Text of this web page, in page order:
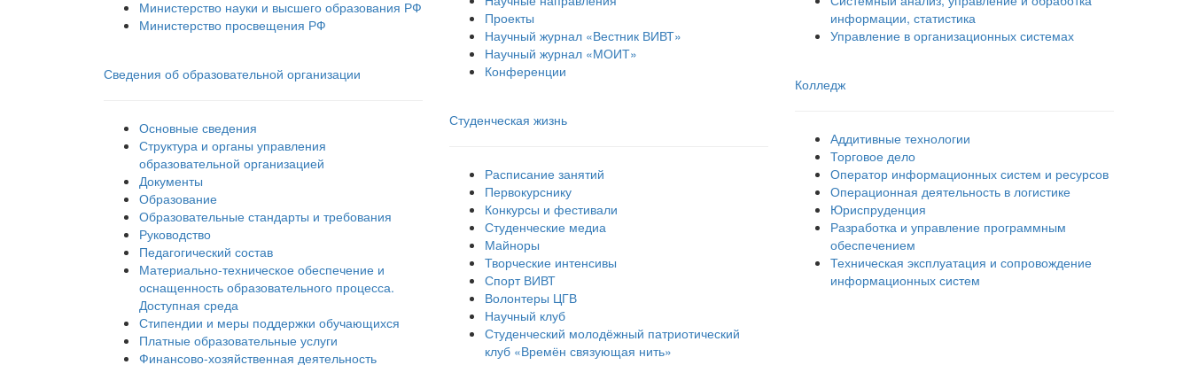
Министерство науки и высшего образования РФ
Министерство просвещения РФ
Сведения об образовательной организации
Основные сведения
Структура и органы управления
образовательной организацией
Документы
Образование
Образовательные стандарты и требования
Руководство
Педагогический состав
Материально-техническое обеспечение и
оснащенность образовательного процесса.
Доступная среда
Стипендии и меры поддержки обучающихся
Платные образовательные услуги
Финансово-хозяйственная деятельность
Проекты
Научный журнал «Вестник ВИВТ»
Научный журнал «МОИТ»
Конференции
Студенческая жизнь
Расписание занятий
Первокурснику
Конкурсы и фестивали
Студенческие медиа
Майноры
Творческие интенсивы
Спорт ВИВТ
Волонтеры ЦГВ
Научный клуб
Студенческий молодёжный патриотический
клуб «Времён связующая нить»
информации, статистика
Управление в организационных системах
Колледж
Аддитивные технологии
Торговое дело
Оператор информационных систем и ресурсов
Операционная деятельность в логистике
Юриспруденция
Разработка и управление программным
обеспечением
Техническая эксплуатация и сопровождение
информационных систем